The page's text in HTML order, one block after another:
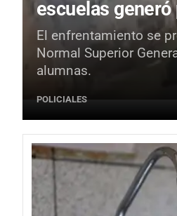
escuelas
El enfrentamiento se
Normal Superior
alumnas.
POLICIALES